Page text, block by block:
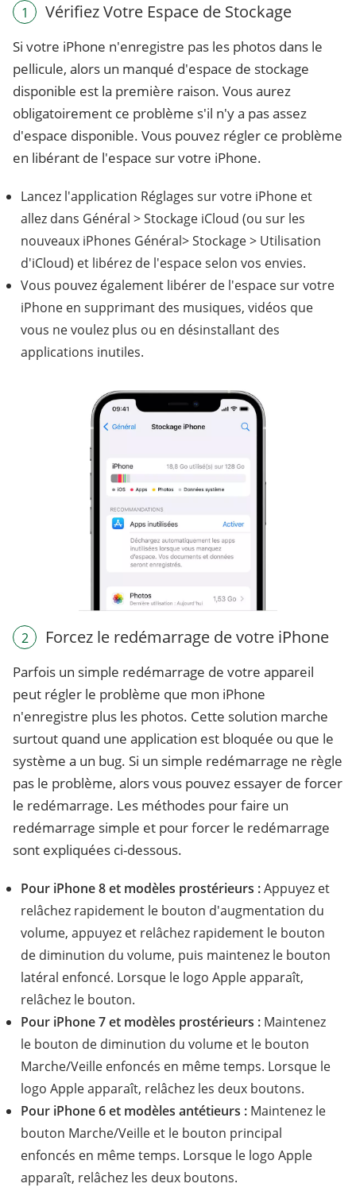
1 Vérifiez Votre Espace de Stockage
Si votre iPhone n'enregistre pas les photos dans le
pellicule, alors un manqué d'espace de stockage
disponible est la première raison. Vous aurez
obligatoirement ce problème s'il n'y a pas assez
d'espace disponible. Vous pouvez régler ce problème
en libérant de l'espace sur votre iPhone.
Lancez l'application Réglages sur votre iPhone et
allez dans Général > Stockage iCloud (ou sur les
nouveaux iPhones Général> Stockage > Utilisation
d'iCloud) et libérez de l'espace selon vos envies.
Vous pouvez également libérer de l'espace sur votre
iPhone en supprimant des musiques, vidéos que
vous ne voulez plus ou en désinstallant des
applications inutiles.
2 Forcez le redémarrage de votre iPhone
Parfois un simple redémarrage de votre appareil
peut régler le problème que mon iPhone
n'enregistre plus les photos. Cette solution marche
surtout quand une application est bloquée ou que le
système a un bug. Si un simple redémarrage ne règle
pas le problème, alors vous pouvez essayer de forcer
le redémarrage. Les méthodes pour faire un
redémarrage simple et pour forcer le redémarrage
sont expliquées ci-dessous.
Pour iPhone 8 et modèles prostérieurs :Appuyez et
relâchez rapidement le bouton d'augmentation du
volume, appuyez et relâchez rapidement le bouton
de diminution du volume, puis maintenez le bouton
latéral enfoncé. Lorsque le logo Apple apparaît,
relâchez le bouton.
Pour iPhone 7 et modèles prostérieurs : Maintenez
le bouton de diminution du volume et le bouton
Marche/Veille enfoncés en même temps. Lorsque le
logo Apple apparaît, relâchez les deux boutons.
Pour iPhone 6 et modèles antétieurs : Maintenez le
bouton Marche/Veille et le bouton principal
enfoncés en même temps. Lorsque le logo Apple
apparaît, relâchez les deux boutons.